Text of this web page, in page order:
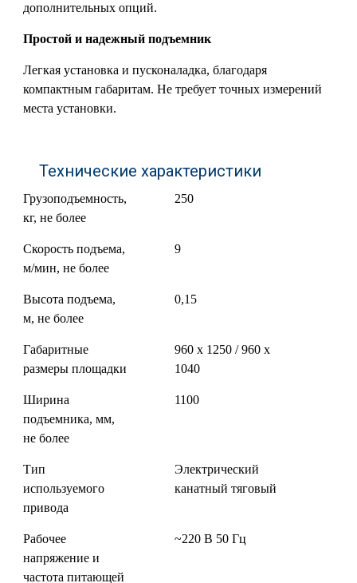
дополнительных опций.
Простой и надежный подъемник
Легкая установка и пусконаладка, благодаря
компактным габаритам. Не требует точных измерений
места установки.
Технические характеристики
Грузоподъемность,
кг, не более
250
Скорость подъема,
м/мин, не более
9
Высота подъема,
м, не более
0,15
Габаритные
размеры площадки
960 х 1250 / 960 х
1040
Ширина
подъемника, мм,
не более
1100
Тип
используемого
привода
Электрический
канатный тяговый
Рабочее
напряжение и
частота питающей
~220 В 50 Гц